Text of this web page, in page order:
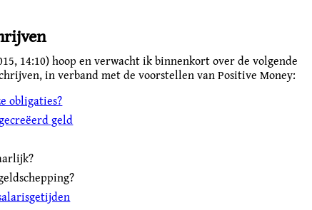
14:10) hoop en verwacht ik binnenkort over de volgende
in verband met de voorstellen van Positive Money:
obligaties?
geld